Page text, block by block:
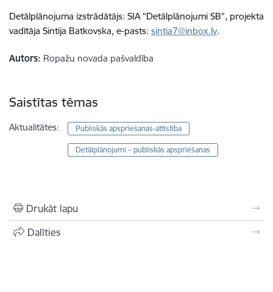
Detālplānojuma izstrādātājs: SIA “Detālplānojumi SB”, projekta
vadītāja Sintija Batkovska, e-pasts: sintia7@inbox.lv.
Autors: Ropažu novada pašvaldība
Saistītas tēmas
Aktualitātes: Publiskās apspriešanas-attīstība
Detālplānojumi – publiskās apspriešanas
Drukāt lapu
Dalīties